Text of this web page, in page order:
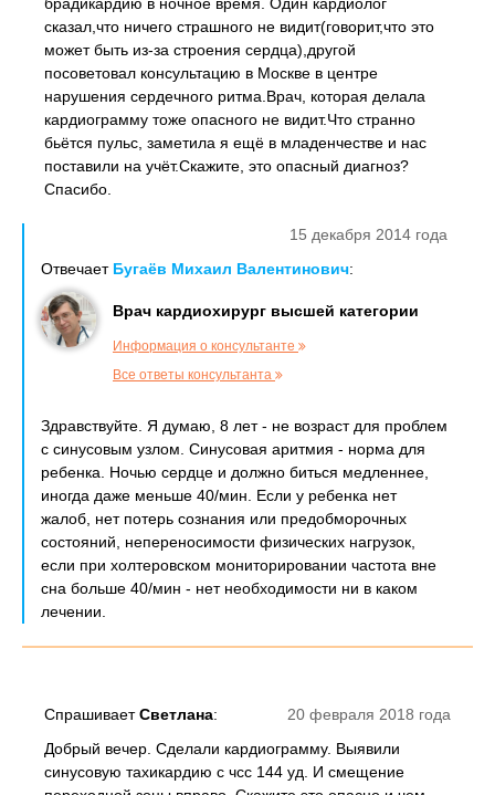
сказал,что ничего страшного не видит(говорит,что это
может быть из-за строения сердца),другой
посоветовал консультацию в Москве в центре
нарушения сердечного ритма.Врач, которая делала
кардиограмму тоже опасного не видит.Что странно
бьётся пульс, заметила я ещё в младенчестве и нас
поставили на учёт.Скажите, это опасный диагноз?
Спасибо.
15 декабря 2014 года
Отвечает Бугаёв Михаил Валентинович:
Врач кардиохирург высшей категории
Информация о консультанте
Все ответы консультанта
Здравствуйте. Я думаю, 8 лет - не возраст для проблем
с синусовым узлом. Синусовая аритмия - норма для
ребенка. Ночью сердце и должно биться медленнее,
иногда даже меньше 40/мин. Если у ребенка нет
жалоб, нет потерь сознания или предобморочных
состояний, непереносимости физических нагрузок,
если при холтеровском мониторировании частота вне
сна больше 40/мин - нет необходимости ни в каком
лечении.
20 февраля 2018 года
СпрашиваетСветлана:
Добрый вечер. Сделали кардиограмму. Выявили
синусовую тахикардию с чсс 144 уд. И смещение